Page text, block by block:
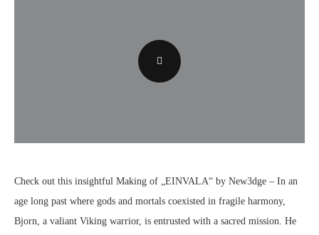
Check out this insightful Making of „EINVALA“ by New3dge – In an
age long past where gods and mortals coexisted in fragile harmony,
Bjorn, a valiant Viking warrior, is entrusted with a sacred mission. He